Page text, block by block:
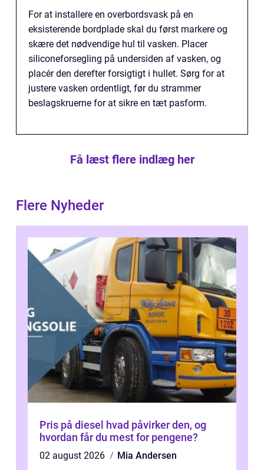
For at installere en overbordsvask på en
eksisterende bordplade skal du først markere og
skære det nødvendige hul til vasken. Placer
siliconeforsegling på undersiden af vasken, og
placér den derefter forsigtigt i hullet. Sørg for at
justere vasken ordentligt, før du strammer
beslagskruerne for at sikre en tæt pasform.
Få læst flere indlæg her
Flere Nyheder
Pris på diesel hvad påvirker den, og
hvordan får du mest for pengene?
02 august 2026
Mia Andersen